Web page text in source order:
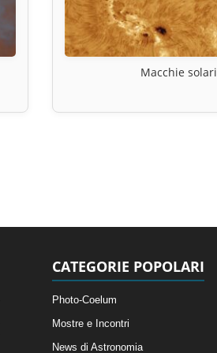
Macchie solari
CATEGORIE POPOLARI
Photo-Coelum
Mostre e Incontri
News di Astronomia